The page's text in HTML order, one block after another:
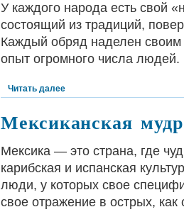
У каждого народа есть свой
состоящий из традиций,
Каждый обряд наделен
опыт огромного числа людей.
Читать далее
Мексиканская
Мексика — это страна, где
карибская и испанская
люди, у которых свое
свое отражение в острых,